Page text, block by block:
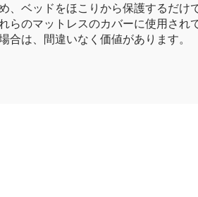
、ベッドをほこりから保護するだけ
らのマットレスのカバーに使用さ
合は、間違いなく価値があります。